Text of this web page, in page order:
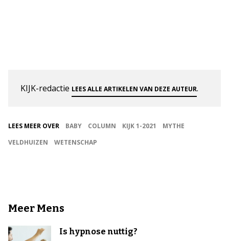
KIJK-redactie LEES ALLE ARTIKELEN VAN DEZE AUTEUR.
LEES MEER OVER BABY COLUMN KIJK 1-2021
MYTHE
VELDHUIZEN
WETENSCHAP
Meer Mens
Is hypnose nuttig?